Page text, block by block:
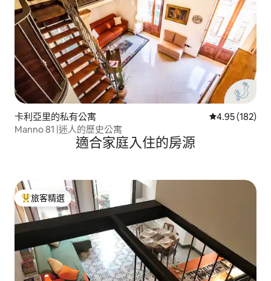
卡利亞里的私有公寓 從 182 則評價
4.95 (182)
Manno 81 |迷人的歷史公寓
適合家庭入住的房源
旅客精選榜首
旅客精選